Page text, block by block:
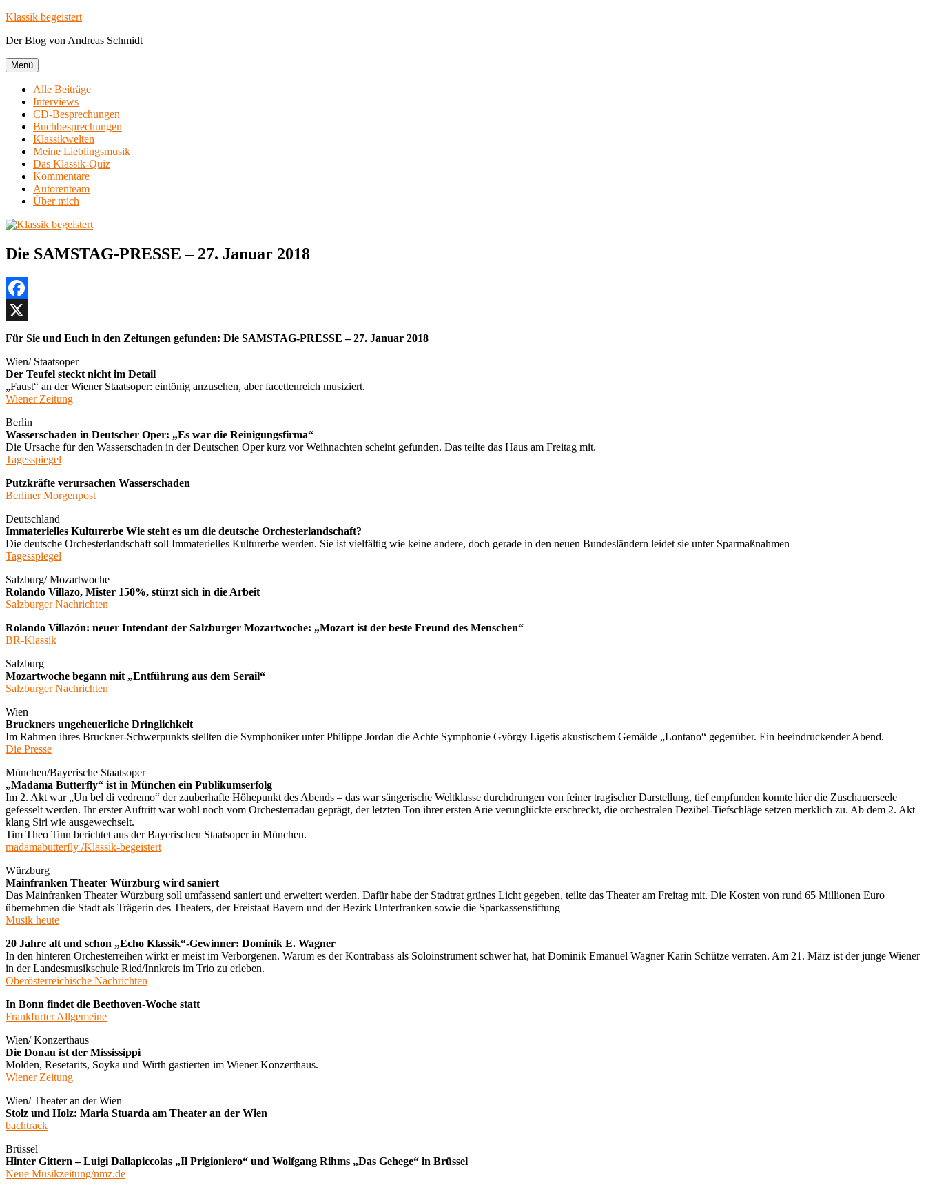
Zum
springen
Klassik begeistert
Der Blog von Andreas Schmidt
Menü
Alle Beiträge
Interviews
CD-Besprechungen
Buchbesprechungen
Klassikwelten
Meine Lieblingsmusik
Das Klassik-Quiz
Kommentare
Autorenteam
Über mich
Die SAMSTAG-PRESSE – 27. Januar 2018
Facebook
X
Für Sie und Euch in den Zeitungen gefunden: Die SAMSTAG-PRESSE – 27. Januar 2018
Wien/ Staatsoper
Der Teufel steckt nicht im Detail
„Faust“ an der Wiener Staatsoper: eintönig anzusehen, aber facettenreich musiziert.
Wiener Zeitung
Berlin
Wasserschaden in Deutscher Oper: „Es war die Reinigungsfirma“
Die Ursache für den Wasserschaden in der Deutschen Oper kurz vor Weihnachten scheint gefunden. Das teilte das Haus am Freitag mit.
Tagesspiegel
Putzkräfte verursachen Wasserschaden
Berliner Morgenpost
Deutschland
Immaterielles Kulturerbe Wie steht es um die deutsche Orchesterlandschaft?
Die deutsche Orchesterlandschaft soll Immaterielles Kulturerbe werden. Sie ist vielfältig wie keine andere, doch gerade in den neuen Bundesländern leidet sie unter Sparmaßnahmen
Tagesspiegel
Salzburg/ Mozartwoche
Rolando Villazo, Mister 150%, stürzt sich in die Arbeit
Salzburger Nachrichten
Rolando Villazón: neuer Intendant der Salzburger Mozartwoche: „Mozart ist der beste Freund des Menschen“
BR-Klassik
Salzburg
Mozartwoche begann mit „Entführung aus dem Serail“
Salzburger Nachrichten
Wien
Bruckners ungeheuerliche Dringlichkeit
Im Rahmen ihres Bruckner-Schwerpunkts stellten die Symphoniker unter Philippe Jordan die Achte Symphonie György Ligetis akustischem Gemälde „Lontano“ gegenüber. Ein beeindruckender Abend.
Die Presse
München/Bayerische Staatsoper
„Madama Butterfly“ ist in München ein Publikumserfolg
Im 2. Akt war „Un bel di vedremo“ der zauberhafte Höhepunkt des Abends – das war sängerische Weltklasse durchdrungen von feiner tragischer Darstellung, tief empfunden konnte hier die Zuschauerseele
gefesselt werden. Ihr erster Auftritt war wohl noch vom Orchesterradau geprägt, der letzten Ton ihrer ersten Arie verunglückte erschreckt, die orchestralen Dezibel-Tiefschläge setzen merklich zu. Ab dem 2. Akt
klang Siri wie ausgewechselt.
Tim Theo Tinn berichtet aus der Bayerischen Staatsoper in München.
madamabutterfly /Klassik-begeistert
Würzburg
Mainfranken Theater Würzburg wird saniert
Das Mainfranken Theater Würzburg soll umfassend saniert und erweitert werden. Dafür habe der Stadtrat grünes Licht gegeben, teilte das Theater am Freitag mit. Die Kosten von rund 65 Millionen Euro
übernehmen die Stadt als Trägerin des Theaters, der Freistaat Bayern und der Bezirk Unterfranken sowie die Sparkassenstiftung
Musik heute
20 Jahre alt und schon „Echo Klassik“-Gewinner: Dominik E. Wagner
In den hinteren Orchesterreihen wirkt er meist im Verborgenen. Warum es der Kontrabass als Soloinstrument schwer hat, hat Dominik Emanuel Wagner Karin Schütze verraten. Am 21. März ist der junge Wiener
in der Landesmusikschule Ried/Innkreis im Trio zu erleben.
Oberösterreichische Nachrichten
In Bonn findet die Beethoven-Woche statt
Frankfurter Allgemeine
Wien/ Konzerthaus
Die Donau ist der Mississippi
Molden, Resetarits, Soyka und Wirth gastierten im Wiener Konzerthaus.
Wiener Zeitung
Wien/ Theater an der Wien
Stolz und Holz: Maria Stuarda am Theater an der Wien
bachtrack
Brüssel
Hinter Gittern – Luigi Dallapiccolas „Il Prigioniero“ und Wolfgang Rihms „Das Gehege“ in Brüssel
Neue Musikzeitung/nmz.de